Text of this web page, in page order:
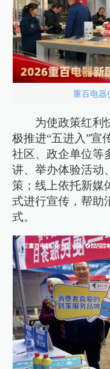
重百电器
为使政策红利
极推进“五进入”宣
社区、政企单位等
讲、举办体验活动
策；线上依托新媒
式进行宣传，帮助
式。